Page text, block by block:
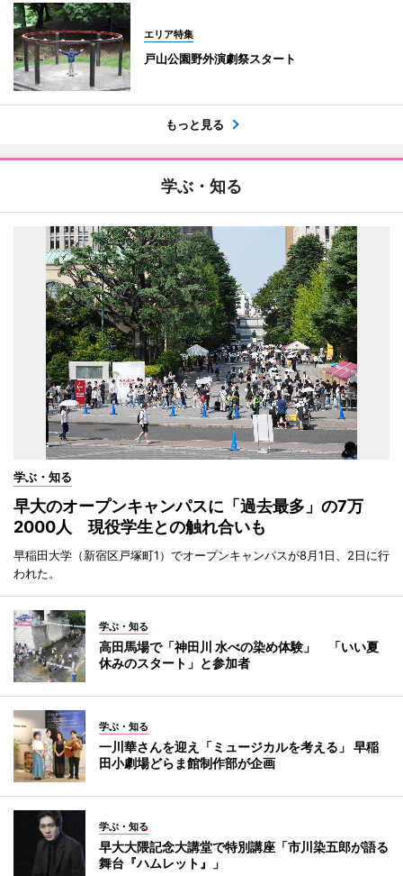
エリア特集
戸山公園野外演劇祭スタート
もっと見る
学ぶ・知る
学ぶ・知る
早大のオープンキャンパスに「過去最多」の7万
2000人 現役学生との触れ合いも
早稲田大学（新宿区戸塚町1）でオープンキャンパスが8月1日、2日に行
われた。
学ぶ・知る
高田馬場で「神田川 水べの染め体験」 「いい夏
休みのスタート」と参加者
学ぶ・知る
一川華さんを迎え「ミュージカルを考える」 早稲
田小劇場どらま館制作部が企画
学ぶ・知る
早大大隈記念大講堂で特別講座「市川染五郎が語る
舞台『ハムレット』」